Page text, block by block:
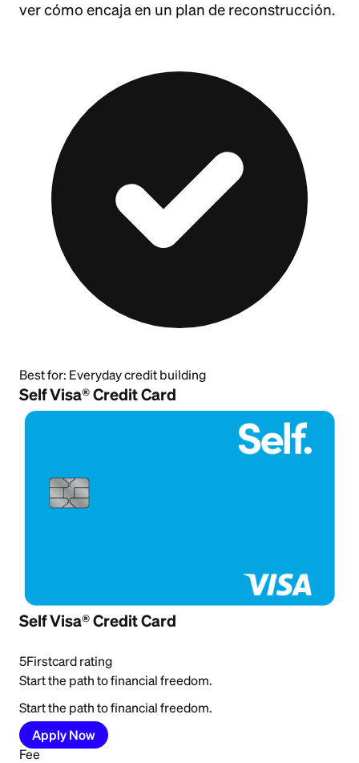
ver cómo encaja en un plan de reconstrucción.
Best for: Everyday credit building
Self Visa® Credit Card
Self Visa® Credit Card
5Firstcard rating
Start the path to financial freedom.
Start the path to financial freedom.
Apply Now
Fee